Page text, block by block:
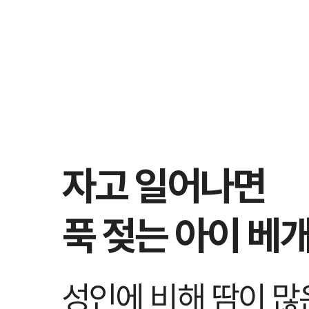
자고 일어나면
푹 젖는 아이 베
성인에 비해 땀이